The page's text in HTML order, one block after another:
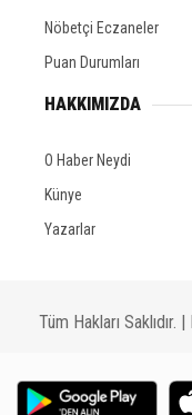
Nöbetçi Eczaneler
Puan Durumları
HAKKIMIZDA
O Haber Neydi
Künye
Yazarlar
Tüm Hakları Saklıdır. |